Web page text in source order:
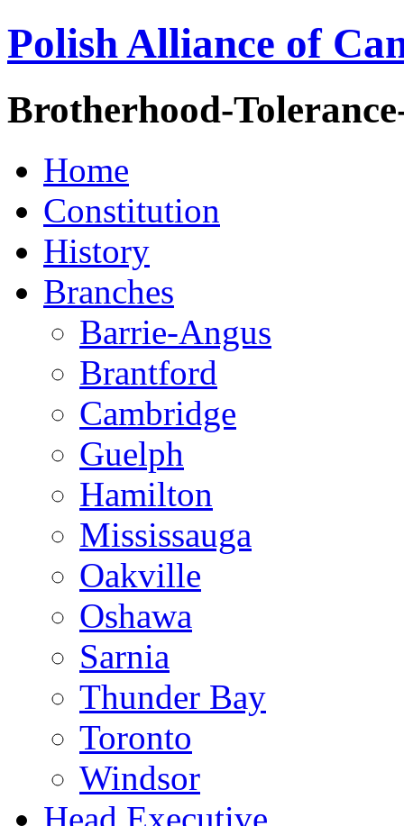
Polish Alliance of
Brotherhood-
Home
Constitution
History
Branches
Barrie-Angus
Brantford
Cambridge
Guelph
Hamilton
Mississauga
Oakville
Oshawa
Sarnia
Thunder Bay
Toronto
Windsor
Head Executive